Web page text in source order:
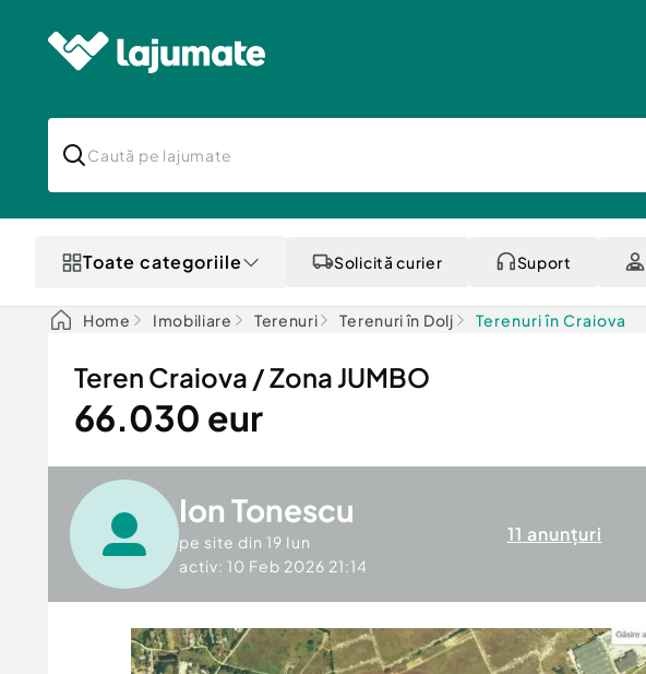
Toate categoriile Solicită curier Suport
Home Imobiliare Terenuri Terenuri în Dolj Terenuri în Craiova
Teren Craiova / Zona JUMBO
66.030 eur
Ion Tonescu
pe site din 19 Iun
activ: 10 Feb 2026 21:14
11 anunțuri